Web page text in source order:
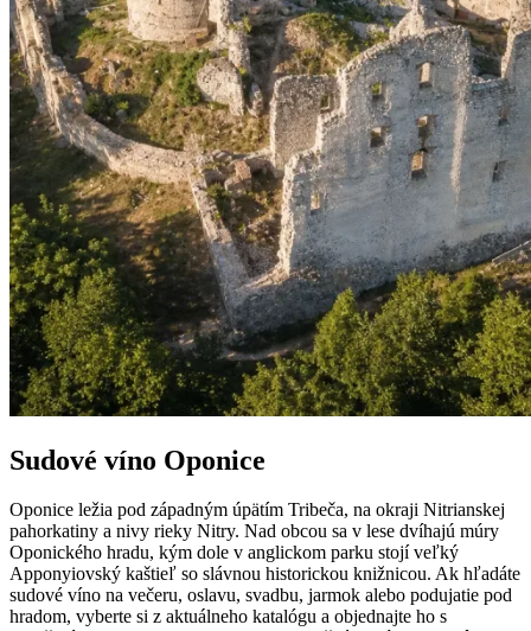
Sudové víno Oponice
Oponice ležia pod západným úpätím Tribeča, na okraji Nitrianskej
pahorkatiny a nivy rieky Nitry. Nad obcou sa v lese dvíhajú múry
Oponického hradu, kým dole v anglickom parku stojí veľký
Apponyiovský kaštieľ so slávnou historickou knižnicou. Ak hľadáte
sudové víno na večeru, oslavu, svadbu, jarmok alebo podujatie pod
hradom, vyberte si z aktuálneho katalógu a objednajte ho s